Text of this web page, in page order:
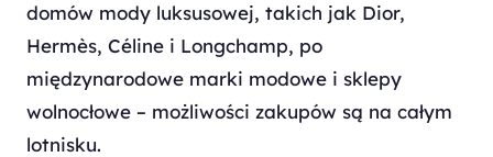
domów mody luksusowej, takich jak Dior,
Hermès, Céline i Longchamp, po
międzynarodowe marki modowe i sklepy
wolnocłowe – możliwości zakupów są na całym
lotnisku.